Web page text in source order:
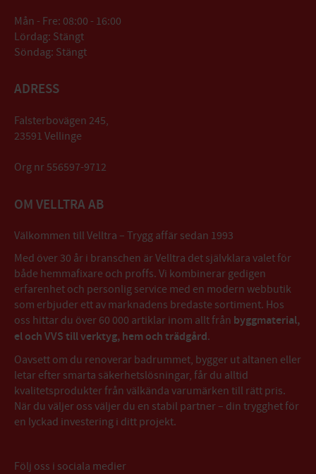
Mån - Fre: 08:00 - 16:00
Lördag: Stängt
Söndag: Stängt
ADRESS
Falsterbovägen 245,
23591 Vellinge
Org nr 556597-9712
OM VELLTRA AB
Välkommen till Velltra – Trygg affär sedan 1993
Med över 30 år i branschen är Velltra det självklara valet för
både hemmafixare och proffs. Vi kombinerar gedigen
erfarenhet och personlig service med en modern webbutik
som erbjuder ett av marknadens bredaste sortiment. Hos
oss hittar du över 60 000 artiklar inom allt från byggmaterial,
el och VVS till verktyg, hem och trädgård.
Oavsett om du renoverar badrummet, bygger ut altanen eller
letar efter smarta säkerhetslösningar, får du alltid
kvalitetsprodukter från välkända varumärken till rätt pris.
När du väljer oss väljer du en stabil partner – din trygghet för
en lyckad investering i ditt projekt.
Följ oss i sociala medier